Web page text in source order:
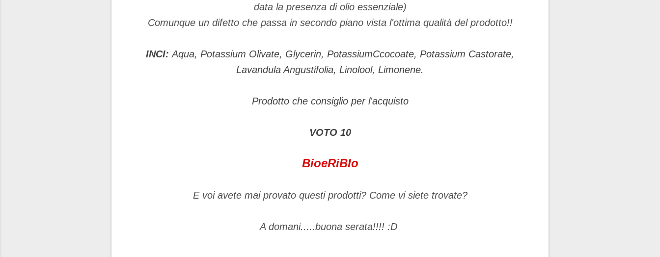
data la presenza di olio essenziale)
Comunque un difetto che passa in secondo piano vista l'ottima qualità del prodotto!!
INCI:Aqua, Potassium Olivate, Glycerin, PotassiumCcocoate, Potassium Castorate,
Lavandula Angustifolia, Linolool, Limonene.
Prodotto che consiglio per l'acquisto
VOTO 10
BioeRiBIo
E voi avete mai provato questi prodotti? Come vi siete trovate?
A domani.....buona serata!!!! :D